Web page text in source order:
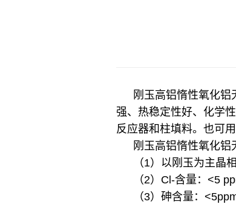
刚玉高铝惰性氧化
强、热稳定性好、化学
反应器和柱填料。也可
刚玉高铝惰性氧化铝
（1）以刚玉为主晶
（2）Cl-含量：<5
（3）砷含量：